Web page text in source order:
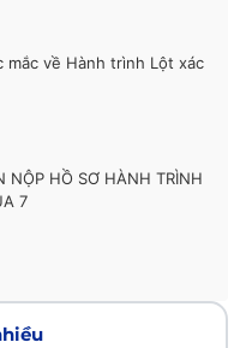
mắc về Hành trình Lột xác
NỘP HỒ SƠ HÀNH TRÌNH
7